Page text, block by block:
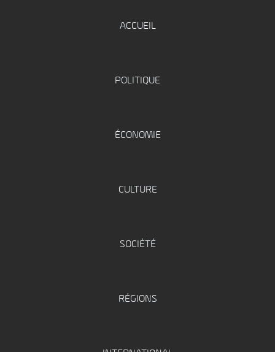
ACCUEIL
POLITIQUE
ÉCONOMIE
CULTURE
SOCIÉTÉ
RÉGIONS